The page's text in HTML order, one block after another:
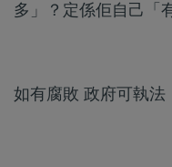
多」？定係佢自己「
如有腐敗 政府可執法